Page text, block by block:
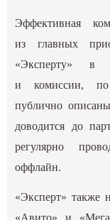
Эффективная
из главных
«‎Эксперту» в
и комиссии, по
публично
доводится до
регулярно
оффлайн.
«‎Эксперт» также